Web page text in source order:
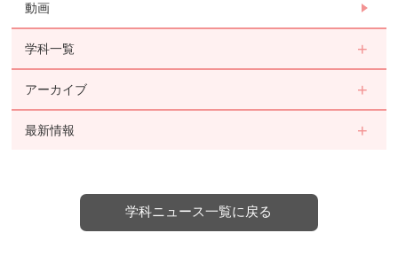
動画
学科一覧
アーカイブ
最新情報
学科ニュース一覧に戻る